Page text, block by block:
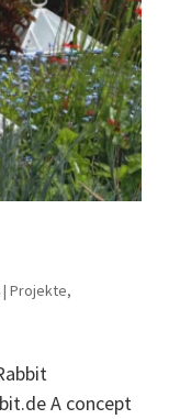
| Projekte,
A concept